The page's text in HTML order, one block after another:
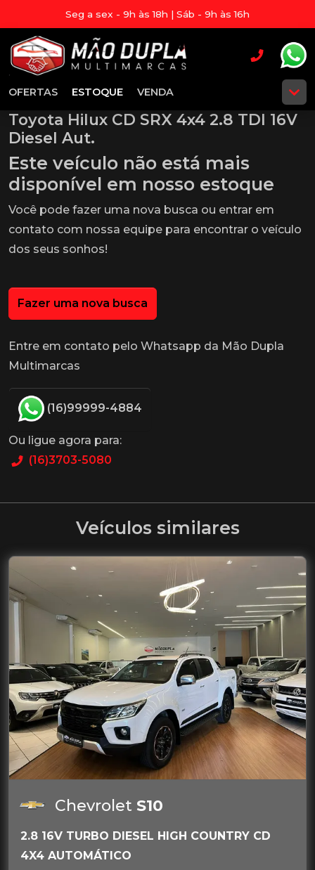
Seg a sex - 9h às 18h | Sáb - 9h às 16h
OFERTAS ESTOQUE VENDA
Toyota Hilux CD SRX 4x4 2.8 TDI 16V
Diesel Aut.
Este veículo não está mais
disponível em nosso estoque
Você pode fazer uma nova busca ou entrar em
contato com nossa equipe para encontrar o veículo
dos seus sonhos!
Fazer uma nova busca
Entre em contato pelo Whatsapp da Mão Dupla
Multimarcas
(16)99999-4884
Ou ligue agora para:
(16)3703-5080
Veículos similares
Chevrolet S10
2.8 16V TURBO DIESEL HIGH COUNTRY CD
4X4 AUTOMÁTICO